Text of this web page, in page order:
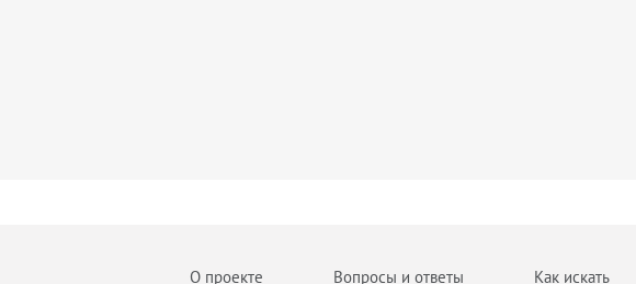
О проекте Вопросы и ответы Как искать